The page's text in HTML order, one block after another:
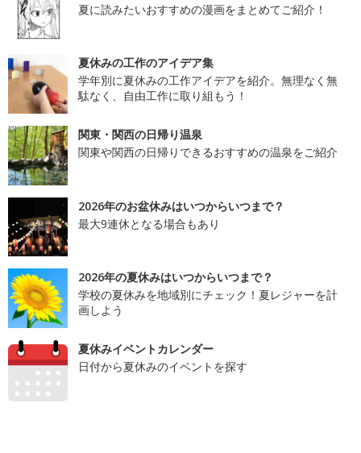
夏に読みたいおすすめの漫画をまとめてご紹介！
夏休みの工作のアイデア集
学年別に夏休みの工作アイデアを紹介。無理なく無
駄なく、自由工作に取り組もう！
関東・関西の日帰り温泉
関東や関西の日帰りできるおすすめの温泉をご紹介
2026年のお盆休みはいつからいつまで？
最大9連休となる場合もあり
2026年の夏休みはいつからいつまで？
学校の夏休みを地域別にチェック！夏レジャーを計
画しよう
夏休みイベントカレンダー
日付から夏休みのイベントを探す